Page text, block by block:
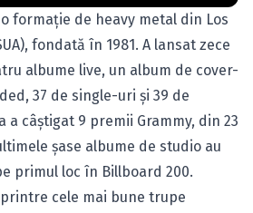
formaţie de heavy metal din Los
fondată în 1981. A lansat zece
albume live, un album de cover-
37 de single-uri şi 39 de
a câştigat 9 premii Grammy, din 23
şase albume de studio au
primul loc în Billboard 200.
cele mai bune trupe